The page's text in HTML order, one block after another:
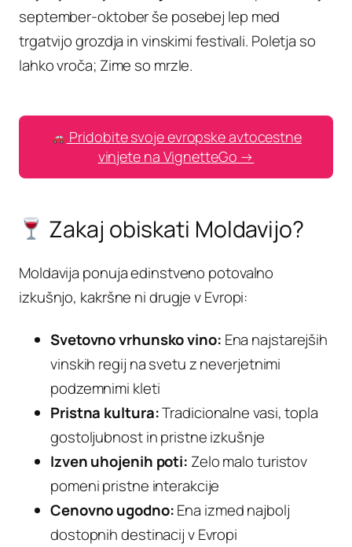
september-oktober še posebej lep med
trgatvijo grozdja in vinskimi festivali. Poletja so
lahko vroča; Zime so mrzle.
Pridobite svoje evropske avtocestne
vinjete na VignetteGo →
Zakaj obiskati Moldavijo?
Moldavija ponuja edinstveno potovalno
izkušnjo, kakršne ni drugje v Evropi:
Svetovno vrhunsko vino: Ena najstarejših
vinskih regij na svetu z neverjetnimi
podzemnimi kleti
Pristna kultura:Tradicionalne vasi, topla
gostoljubnost in pristne izkušnje
Izven uhojenih poti: Zelo malo turistov
pomeni pristne interakcije
Cenovno ugodno:Ena izmed najbolj
dostopnih destinacij v Evropi